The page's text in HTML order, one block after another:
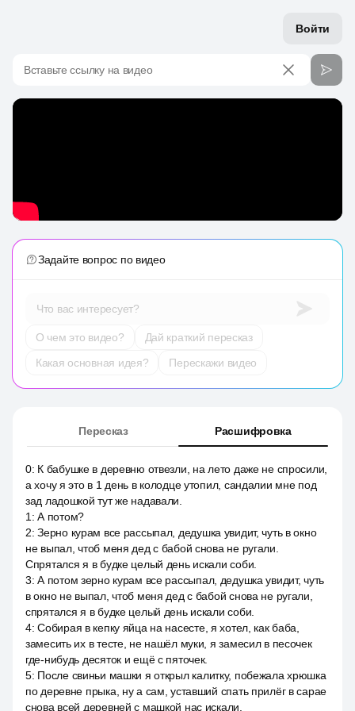
Войти
Вставьте ссылку на видео
Задайте вопрос по видео
Что вас интересует?
О чем это видео?
Дай краткий пересказ
Какая основная идея?
Перескажи видео
Пересказ Расшифровка
0: К бабушке в деревню отвезли, на лето даже не спросили,
а хочу я это в 1 день в колодце утопил, сандалии мне под
зад ладошкой тут же надавали.
1 :А потом?
2:Зерно курам все рассыпал, дедушка увидит, чуть в окно
не выпал, чтоб меня дед с бабой снова не ругали.
Спрятался я в будке целый день искали соби.
3:А потом зерно курам все рассыпал, дедушка увидит, чуть
в окно не выпал, чтоб меня дед с бабой снова не ругали,
спрятался я в будке целый день искали соби.
4:Собирая в кепку яйца на насесте, я хотел, как баба,
замесить их в тесте, не нашёл муки, я замесил в песочек
где-нибудь десяток и ещё с пяточек.
5: После свиньи машки я открыл калитку, побежала хрюшка
по деревне прыка, ну а сам, уставший спать прилёг в сарае
снова всей деревней с машкой нас искали.